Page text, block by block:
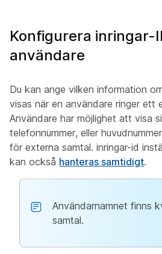
Konfigurera inringar-
användare
Du kan ange vilken information
visas när en användare ringer ett
Användare har möjlighet att visa
telefonnummer, eller
för externa samtal. inringar-id
kan också hanteras samtidigt.
Användarnamnet finns
samtal.